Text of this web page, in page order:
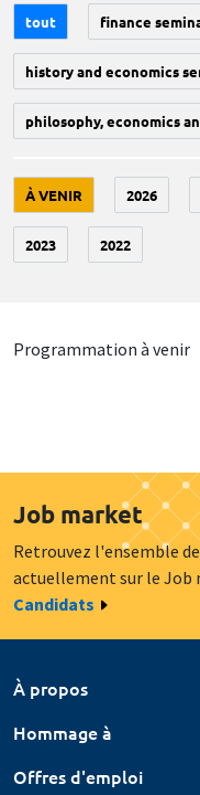
tout finance
history and economics
philosophy, economics
À VENIR 2026
2023 2022
Programmation à venir
Job market
Retrouvez l'ensemble
actuellement sur le Job
Candidats
À propos
Hommage à
Offres d'emploi